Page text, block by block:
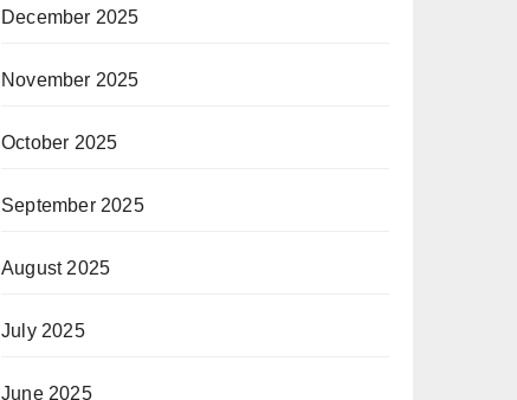
December 2025
November 2025
October 2025
September 2025
August 2025
July 2025
June 2025